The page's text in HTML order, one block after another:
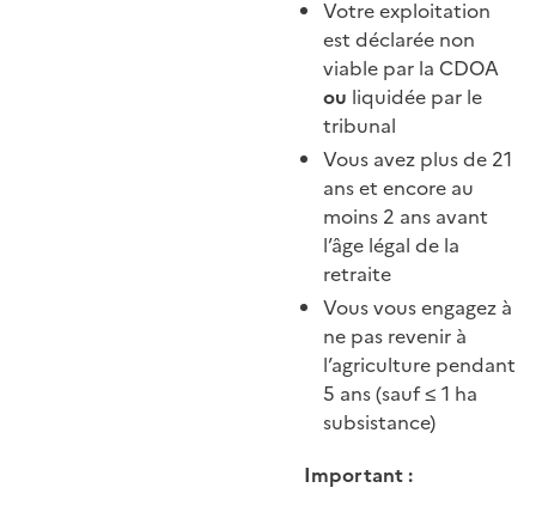
Votre exploitation
est déclarée non
viable par la CDOA
ou liquidée par le
tribunal
Vous avez plus de 21
ans et encore au
moins 2 ans avant
l’âge légal de la
retraite
Vous vous engagez à
ne pas revenir à
l’agriculture pendant
5 ans (sauf ≤ 1 ha
subsistance)
Important :